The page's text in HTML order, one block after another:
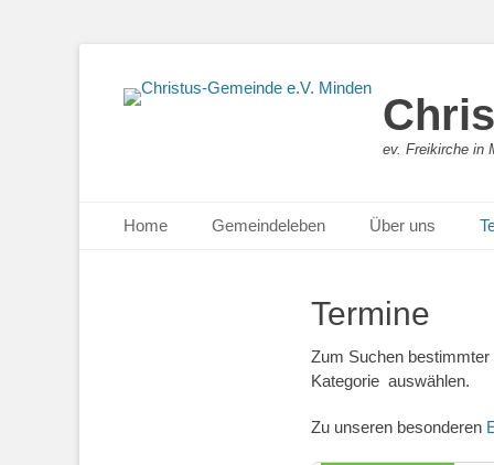
ev. Freikirche in
Primäres Menü
Inhalt
Home Gemeindeleben Über uns
Termine
Zum Suchen bestimmter
Kategorie auswählen.
Zu unseren besonderen
0:00